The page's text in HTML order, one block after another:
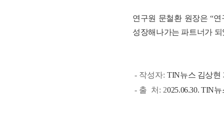
연구원 문철환 원장은 “
성장해나가는 파트너가
- 작성자: TIN뉴스 김상현
- 출 처: 2025.06.30. TIN